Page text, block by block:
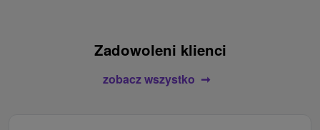
Zadowoleni klienci
zobacz wszystko